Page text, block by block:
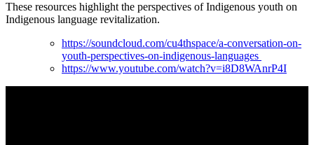
These resources highlight the perspectives of Indigenous youth on
Indigenous language revitalization.
https://soundcloud.com/cu4thspace/a-conversation-on-
youth-perspectives-on-indigenous-languages
https://www.youtube.com/watch?v=i8D8WAnrP4I